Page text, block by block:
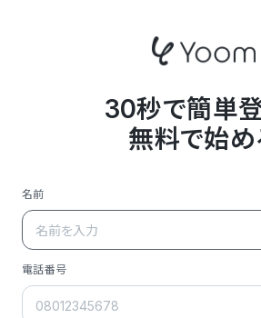
30秒で簡単登
無料で始め
名前
電話番号